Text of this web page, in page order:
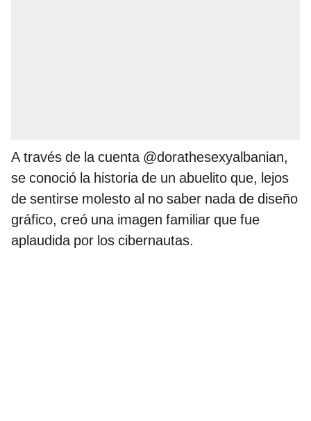
A través de la cuenta @dorathesexyalbanian,
se conoció la historia de un abuelito que, lejos
de sentirse molesto al no saber nada de diseño
gráfico, creó una imagen familiar que fue
aplaudida por los cibernautas.